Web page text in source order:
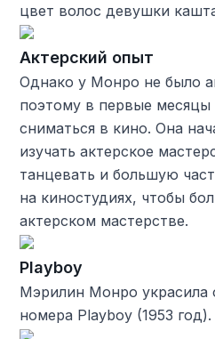
цвет волос девушки
Актерский опыт
Однако у Монро не было
поэтому в первые месяцы
сниматься в кино. Она
изучать актерское
танцевать и большую
на киностудиях, чтобы
актерском мастерстве.
Playboy
Мэрилин Монро украсила
номера Playboy (1953 год).